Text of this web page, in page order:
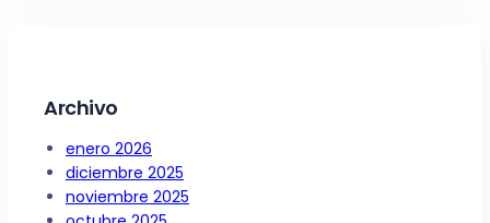
Archivo
enero 2026
diciembre 2025
noviembre 2025